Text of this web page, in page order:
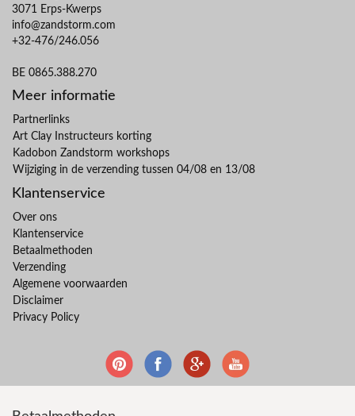
3071 Erps-Kwerps
info@zandstorm.com
+32-476/246.056
BE 0865.388.270
Meer informatie
Partnerlinks
Art Clay Instructeurs korting
Kadobon Zandstorm workshops
Wijziging in de verzending tussen 04/08 en 13/08
Klantenservice
Over ons
Klantenservice
Betaalmethoden
Verzending
Algemene voorwaarden
Disclaimer
Privacy Policy